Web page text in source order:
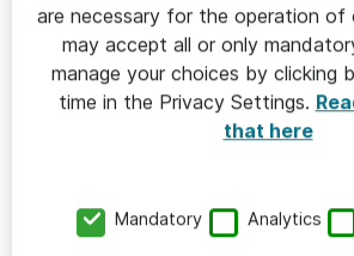
mål för social och miljömässig
tillsammans med allt fler konsultroller
klassisk it, har bidragit till en
kvinnliga sökanden och
Läs mer om Ateas ansvarstagande
are necessary for the operation of
may accept all or only
manage your choices by clicking
time in the Privacy Settings.
that here
Mandatory Analytics